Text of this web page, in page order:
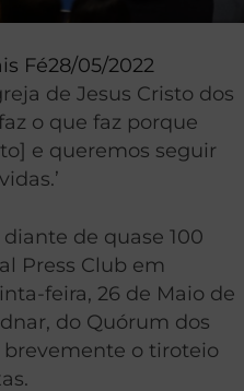
Fé28/05/2022
de Jesus Cristo dos
o que faz porque
e queremos seguir
de quase 100
Press Club em
feira, 26 de Maio de
do Quórum dos
brevemente o tiroteio